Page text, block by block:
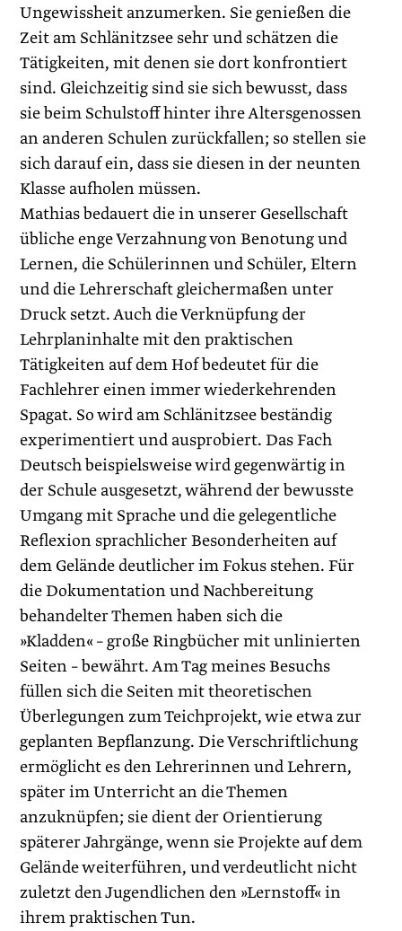
Ungewissheit anzumerken. Sie genießen die
Zeit am Schlänitzsee sehr und schätzen die
Tätigkeiten, mit denen sie dort konfrontiert
sind. Gleichzeitig sind sie sich bewusst, dass
sie beim Schulstoff hinter ihre Altersgenossen
an anderen Schulen zurückfallen; so stellen sie
sich darauf ein, dass sie diesen in der neunten
Klasse aufholen müssen.
Mathias bedauert die in unserer Gesellschaft
übliche enge Verzahnung von Benotung und
Lernen, die Schülerinnen und Schüler, Eltern
und die Lehrerschaft gleichermaßen unter
Druck setzt. Auch die Verknüpfung der
Lehrplaninhalte mit den praktischen
Tätigkeiten auf dem Hof bedeutet für die
Fachlehrer einen immer wiederkehrenden
Spagat. So wird am Schlänitzsee beständig
experimentiert und ausprobiert. Das Fach
Deutsch beispielsweise wird gegenwärtig in
der Schule ausgesetzt, während der bewusste
Umgang mit Sprache und die gelegentliche
Reflexion sprachlicher Besonderheiten auf
dem Gelände deutlicher im Fokus stehen. Für
die Dokumentation und Nachbereitung
behandelter Themen haben sich die
»Kladden« – große Ringbücher mit unlinierten
Seiten – bewährt. Am Tag meines Besuchs
füllen sich die Seiten mit theoretischen
Überlegungen zum Teichprojekt, wie etwa zur
geplanten Bepflanzung. Die Verschriftlichung
ermöglicht es den Lehrerinnen und Lehrern,
später im Unterricht an die Themen
anzuknüpfen; sie dient der Orientierung
späterer Jahrgänge, wenn sie Projekte auf dem
Gelände weiterführen, und verdeutlicht nicht
zuletzt den Jugendlichen den »Lernstoff« in
ihrem praktischen Tun.